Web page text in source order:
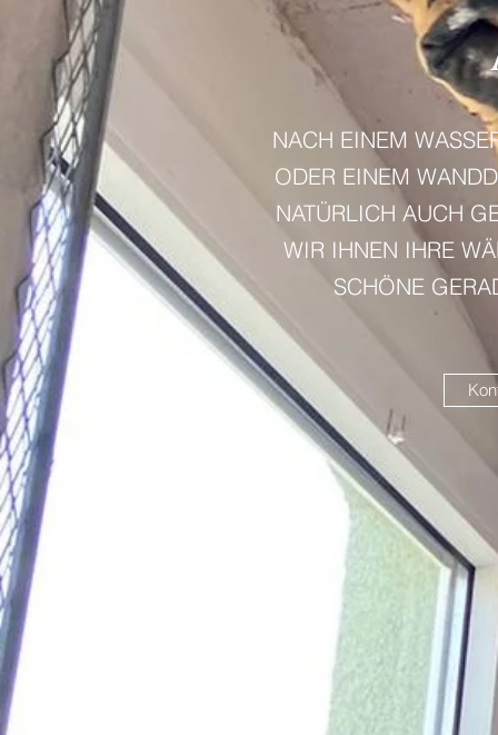
NACH EINEM
ODER EINEM
NATÜRLICH AUCH
WIR IHNEN IHRE
SCHÖNE